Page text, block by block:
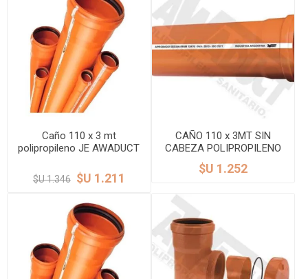
Caño 110 x 3 mt
polipropileno JE AWADUCT
$U 1.346 $U 1.211
CAÑO 110 x 3MT SIN
CABEZA POLIPROPILENO
JE AWADUCT
$U 1.252